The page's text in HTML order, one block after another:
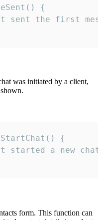
{
sent the first
was initiated by a client,
{
started a new
form. This function can